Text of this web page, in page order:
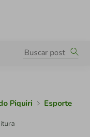
Piquiri Esporte